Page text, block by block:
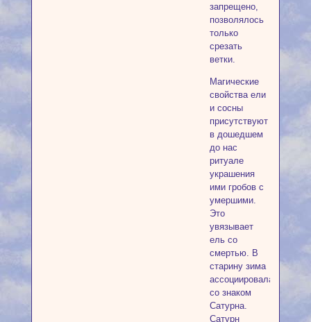
запрещено,
позволялось
только
срезать
ветки.
Магические
свойства ели
и сосны
присутствуют
в дошедшем
до нас
ритуале
украшения
ими гробов с
умершими.
Это
увязывает
ель со
смертью. В
старину зима
ассоциировалась
со знаком
Сатурна.
Сатурн